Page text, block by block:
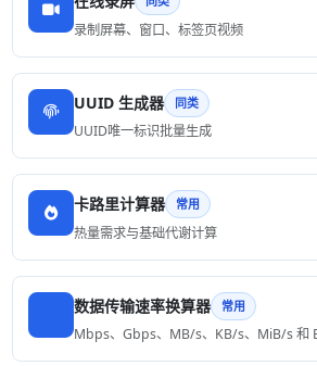
录制屏幕、窗口、标签页视频
UUID 生成器 同类
UUID唯一标识批量生成
卡路里计算器 常用
热量需求与基础代谢计算
数据传输速率换算器 常用
Mbps、Gbps、MB/s、KB/s、MiB/s 和